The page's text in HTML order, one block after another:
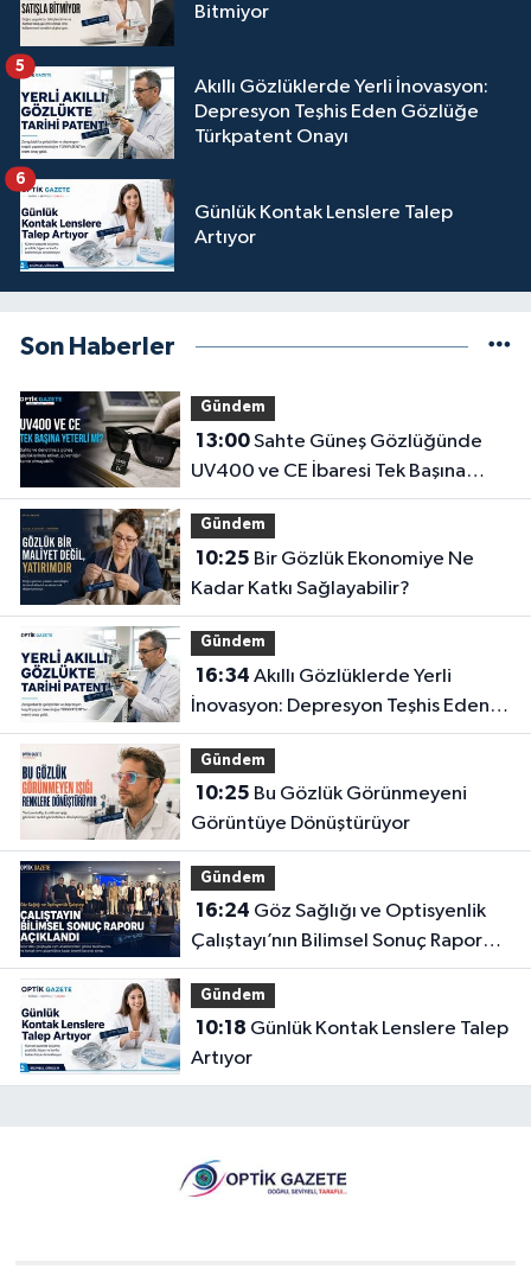
Bitmiyor
Akıllı Gözlüklerde Yerli İnovasyon:
Depresyon Teşhis Eden Gözlüğe
Türkpatent Onayı
5
Günlük Kontak Lenslere Talep
Artıyor
6
Son Haberler
Gündem
13:00Sahte Güneş Gözlüğünde
UV400 ve CE İbaresi Tek Başına
Yeterli mi?
Gündem
10:25
Kadar Katkı Sağlayabilir?
Gündem
16:34
İnovasyon: Depresyon Teşhis Eden
Gözlüğe Türkpatent Onayı
Gündem
10:25
Görüntüye Dönüştürüyor
Gündem
16:24
Çalıştayı’nın Bilimsel Sonuç Raporu
Açıklandı
Gündem
10:18
Artıyor